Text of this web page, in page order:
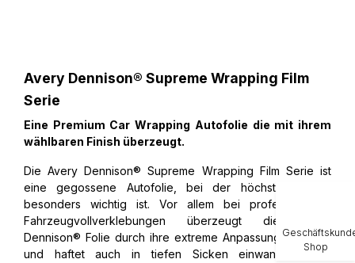
Avery Dennison® Supreme Wrapping Film
Serie
Eine Premium Car Wrapping Autofolie die mit ihrem
wählbaren Finish überzeugt.
Die Avery Dennison® Supreme Wrapping Film Serie ist
eine gegossene Autofolie, bei der höchste
besonders wichtig ist. Vor allem bei professionellen
Fahrzeugvollverklebungen überzeugt die Avery
Dennison® Folie durch ihre extreme Anpassungsfähigkeit
und haftet auch in tiefen Sicken einwandfrei und
Shop